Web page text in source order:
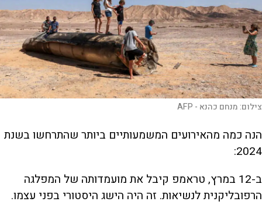
צילום:מנחם כהנא - AFP
הנה כמה מהאירועים המשמעותיים ביותר שהתרחשו בשנת
2024:
ב-12 במרץ, טראמפ קיבל את מועמדותה של המפלגה
הרפובליקנית לנשיאות. זה היה הישג היסטורי בפני עצמו.